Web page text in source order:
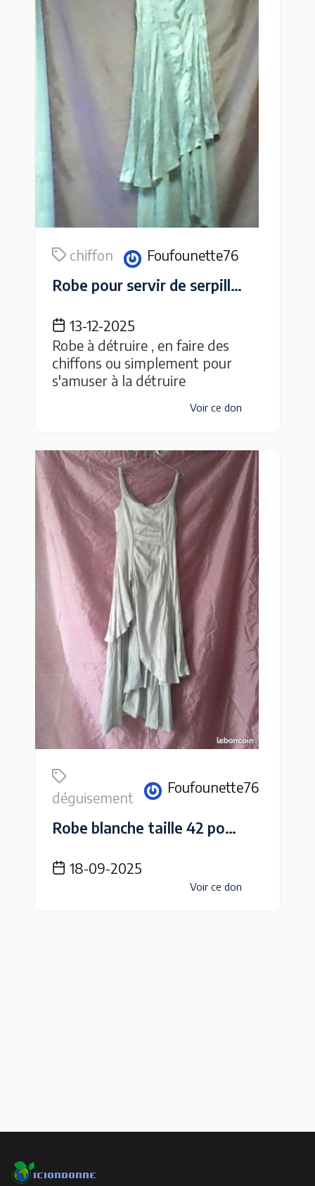
chiffon Foufounette76
Robe pour servir de serpillière ou de chiffons ou pour le plaisir de la détruire
13-12-2025
Robe à détruire , en faire des
chiffons ou simplement pour
s'amuser à la détruire
Voir ce don
déguisement
Foufounette76
Robe blanche taille 42 pour faire du shooting urbex ou halloween
18-09-2025
Voir ce don